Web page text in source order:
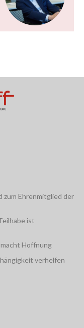
Ehrenmitglied der
ist
Hoffnung
verhelfen